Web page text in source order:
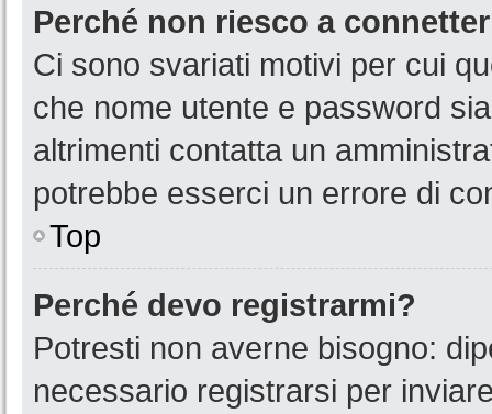
Perché non riesco a
Ci sono svariati motivi per cui
che nome utente e password
altrimenti contatta un
potrebbe esserci un errore di
Top
Perché devo registrarmi?
Potresti non averne bisogno:
necessario registrarsi per